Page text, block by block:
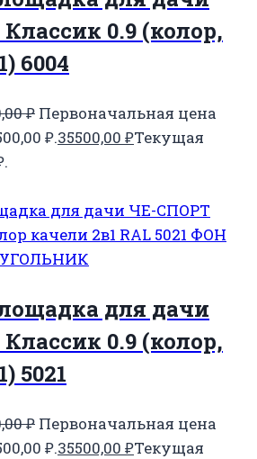
0.9 (колор,
6004
₽ Первоначальная цена
₽.35500,00 ₽Текущая
для дачи
0.9 (колор,
5021
₽ Первоначальная цена
₽.35500,00 ₽Текущая